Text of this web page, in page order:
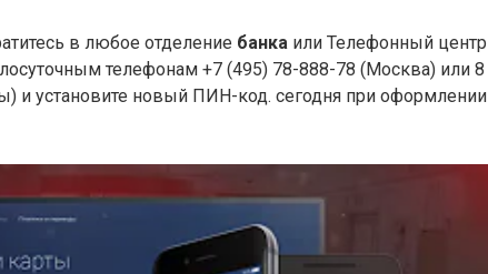
в любое отделение банка или Телефонный центр
телефонам +7 (495) 78-888-78 (Москва) или 8
и установите новый ПИН-код. сегодня при оформлении